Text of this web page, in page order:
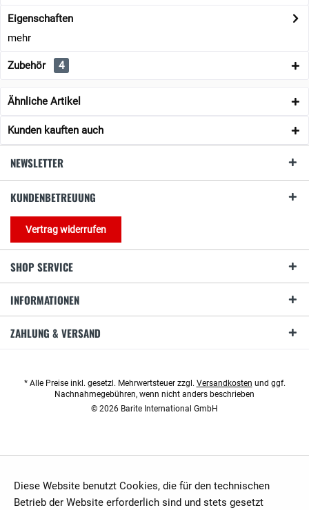
Eigenschaften
mehr
Zubehör 4
Ähnliche Artikel
Kunden kauften auch
NEWSLETTER
KUNDENBETREUUNG
Vertrag widerrufen
SHOP SERVICE
INFORMATIONEN
ZAHLUNG & VERSAND
* Alle Preise inkl. gesetzl. Mehrwertsteuer zzgl. Versandkosten und ggf.
Nachnahmegebühren, wenn nicht anders beschrieben
© 2026 Barite International GmbH
Diese Website benutzt Cookies, die für den technischen
Betrieb der Website erforderlich sind und stets gesetzt